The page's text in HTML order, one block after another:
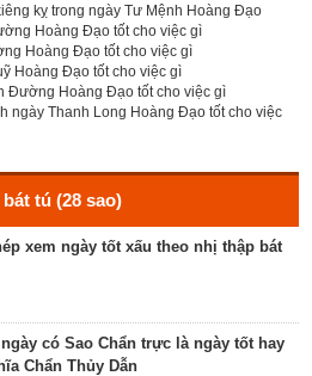
kỵ trong ngày Tư Mệnh Hoàng Đạo
Hoàng Đạo tốt cho việc gì
Hoàng Đạo tốt cho việc gì
Hoàng Đạo tốt cho việc gì
Đường Hoàng Đạo tốt cho việc gì
ngày Thanh Long Hoàng Đạo tốt cho việc
tú (28 sao)
Cang tốt hay xấu – Tính chất và ý
Kim long
Mộc Giao
xem ngày tốt xấu theo nhị thập bát
có Sao Chẩn trực là ngày tốt hay
Chẩn Thủy Dẫn
hành, chữa bệnh